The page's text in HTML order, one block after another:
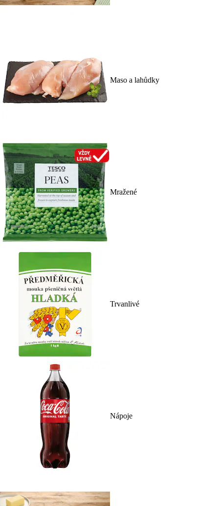
Maso a lahůdky
Mražené
Trvanlivé
Nápoje